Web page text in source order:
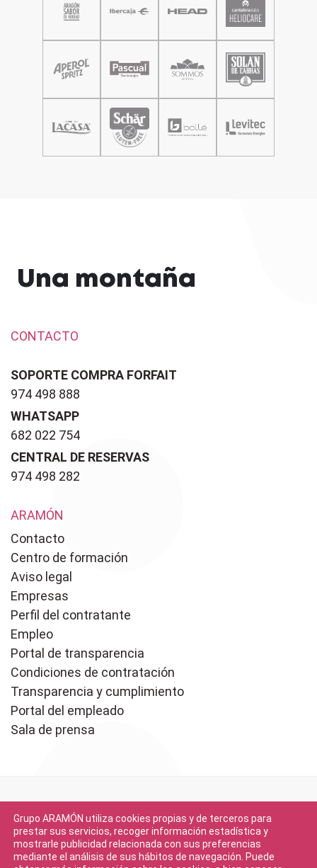
Una montaña
CONTACTO
SOPORTE COMPRA FORFAIT
974 498 888
WHATSAPP
682 022 754
CENTRAL DE RESERVAS
974 498 282
ARAMÓN
Contacto
Centro de formación
Aviso legal
Empresas
Perfil del contratante
Empleo
Portal de transparencia
Condiciones de contratación
Transparencia y cumplimiento
Portal del empleado
Sala de prensa
Grupo ARAMÓN utiliza cookies propias y de terceros para
prestar sus servicios, recoger información estadística y
mostrarle publicidad relacionada con sus preferencias
mediante el análisis de sus hábitos de navegación. Puede